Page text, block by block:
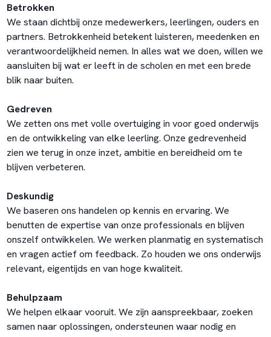
Betrokken
We staan dichtbij onze medewerkers, leerlingen, ouders en
partners. Betrokkenheid betekent luisteren, meedenken en
verantwoordelijkheid nemen. In alles wat we doen, willen we
aansluiten bij wat er leeft in de scholen en met een brede
blik naar buiten.
Gedreven
We zetten ons met volle overtuiging in voor goed onderwijs
en de ontwikkeling van elke leerling. Onze gedrevenheid
zien we terug in onze inzet, ambitie en bereidheid om te
blijven verbeteren.
Deskundig
We baseren ons handelen op kennis en ervaring. We
benutten de expertise van onze professionals en blijven
onszelf ontwikkelen. We werken planmatig en systematisch
en vragen actief om feedback. Zo houden we ons onderwijs
relevant, eigentijds en van hoge kwaliteit.
Behulpzaam
We helpen elkaar vooruit. We zijn aanspreekbaar, zoeken
samen naar oplossingen, ondersteunen waar nodig en